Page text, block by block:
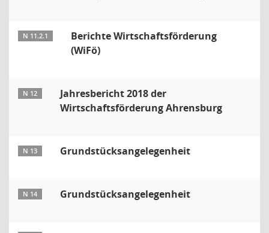
N 11.2.1
Berichte Wirtschaftsförderung
(WiFö)
N 12
Jahresbericht 2018 der
Wirtschaftsförderung Ahrensburg
N 13 Grundstücksangelegenheit
N 14 Grundstücksangelegenheit